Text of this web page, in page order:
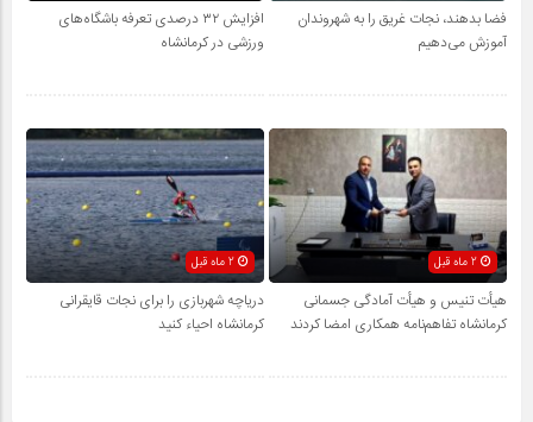
فضا بدهند، نجات غریق را به شهروندان
آموزش می‌دهیم
افزایش ۳۲ درصدی تعرفه باشگاه‌های
ورزشی در کرمانشاه
2 ماه قبل
هیأت تنیس و هیأت آمادگی جسمانی
کرمانشاه تفاهم‌نامه همکاری امضا کردند
دریاچه شهربازی را برای نجات قایقرانی
کرمانشاه احیاء کنید